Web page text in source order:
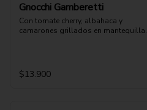
Gnocchi Gamberetti
Con tomate cherry, albahaca y
camarones grillados en mantequilla.
$13.900